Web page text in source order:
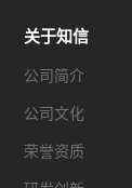
关于知信
公司简介
公司文化
荣誉资质